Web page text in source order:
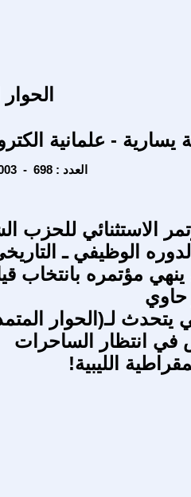
يسارية - علمانية
Tuesday - 12/30/2003 - العدد : 698
الاستثنائي للحزب
الوظيفي ـ
ينهي مؤتمره بانتخاب
يتحدث لـ(الحوار
في انتظار الساحرات
الليبية!